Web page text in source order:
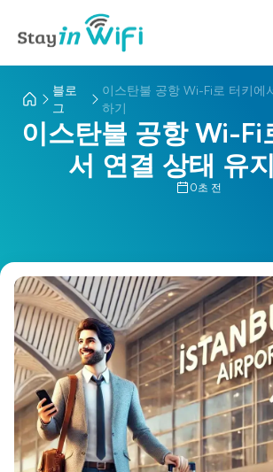
블로
그
이스탄불 공항 Wi-Fi로 터키에
하기
이스탄불 공항 Wi-Fi
서 연결 상태 유
0초 전